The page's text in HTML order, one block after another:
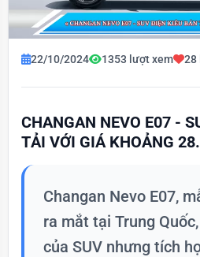
22/10/2024 1353 lượt xem 28
CHANGAN NEVO E07 -
TẢI VỚI GIÁ KHOẢNG
Changan Nevo E07,
ra mắt tại Trung
của SUV nhưng tích